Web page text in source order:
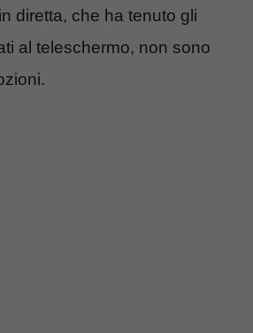
diretta, che ha tenuto gli
al teleschermo, non sono